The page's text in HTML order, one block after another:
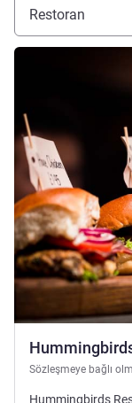
Restoran
Sözleşmeye bağlı
Ayrıntıları göster
Hummingbirds